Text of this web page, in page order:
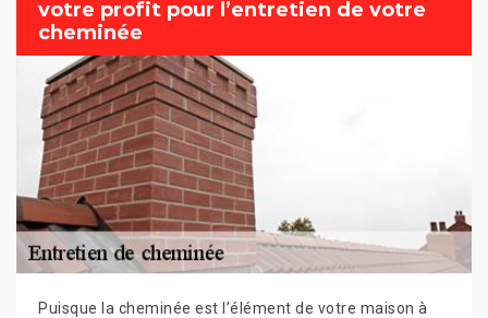
votre profit pour l’entretien de votre
cheminée
Puisque la cheminée est l’élément de votre maison à